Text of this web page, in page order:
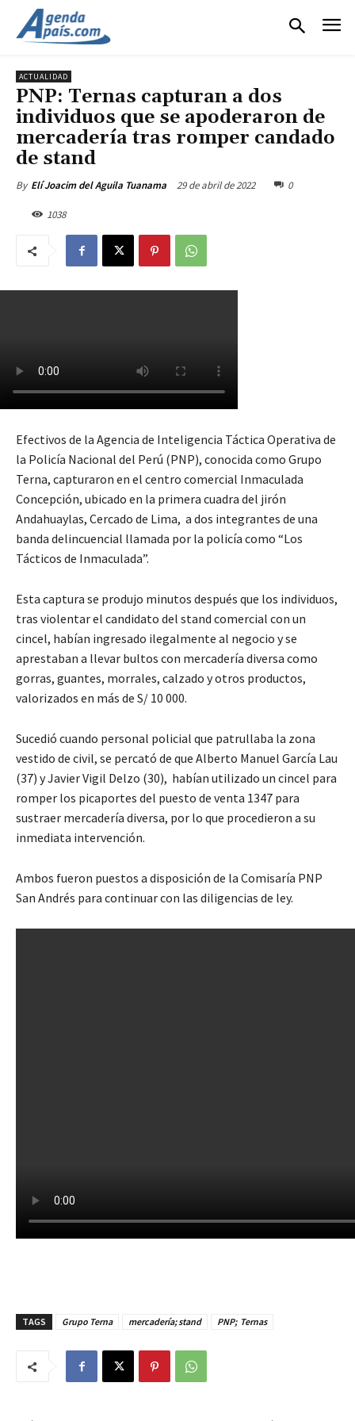
ACTUALIDAD
PNP: Ternas capturan a dos
individuos que se apoderaron de
mercadería tras romper candado
de stand
By Elí Joacim del Aguila Tuanama 29 de abril de 2022 0
1038
Efectivos de la Agencia de Inteligencia Táctica Operativa de
la Policía Nacional del Perú (PNP), conocida como Grupo
Terna, capturaron en el centro comercial Inmaculada
Concepción, ubicado en la primera cuadra del jirón
Andahuaylas, Cercado de Lima, a dos integrantes de una
banda delincuencial llamada por la policía como “Los
Tácticos de Inmaculada”.
Esta captura se produjo minutos después que los individuos,
tras violentar el candidato del stand comercial con un
cincel, habían ingresado ilegalmente al negocio y se
aprestaban a llevar bultos con mercadería diversa como
gorras, guantes, morrales, calzado y otros productos,
valorizados en más de S/ 10 000.
Sucedió cuando personal policial que patrullaba la zona
vestido de civil, se percató de que Alberto Manuel García Lau
(37) y Javier Vigil Delzo (30), habían utilizado un cincel para
romper los picaportes del puesto de venta 1347 para
sustraer mercadería diversa, por lo que procedieron a su
inmediata intervención.
Ambos fueron puestos a disposición de la Comisaría PNP
San Andrés para continuar con las diligencias de ley.
TAGS Grupo Terna mercadería; stand PNP; Ternas